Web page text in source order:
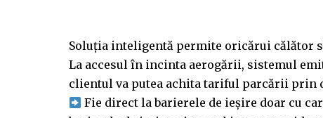
Soluția inteligentă permite oricărui călător
La accesul în incinta aerogării, sistemul
clientul va putea achita tariful parcării prin
Fie direct la barierele de ieșire doar cu